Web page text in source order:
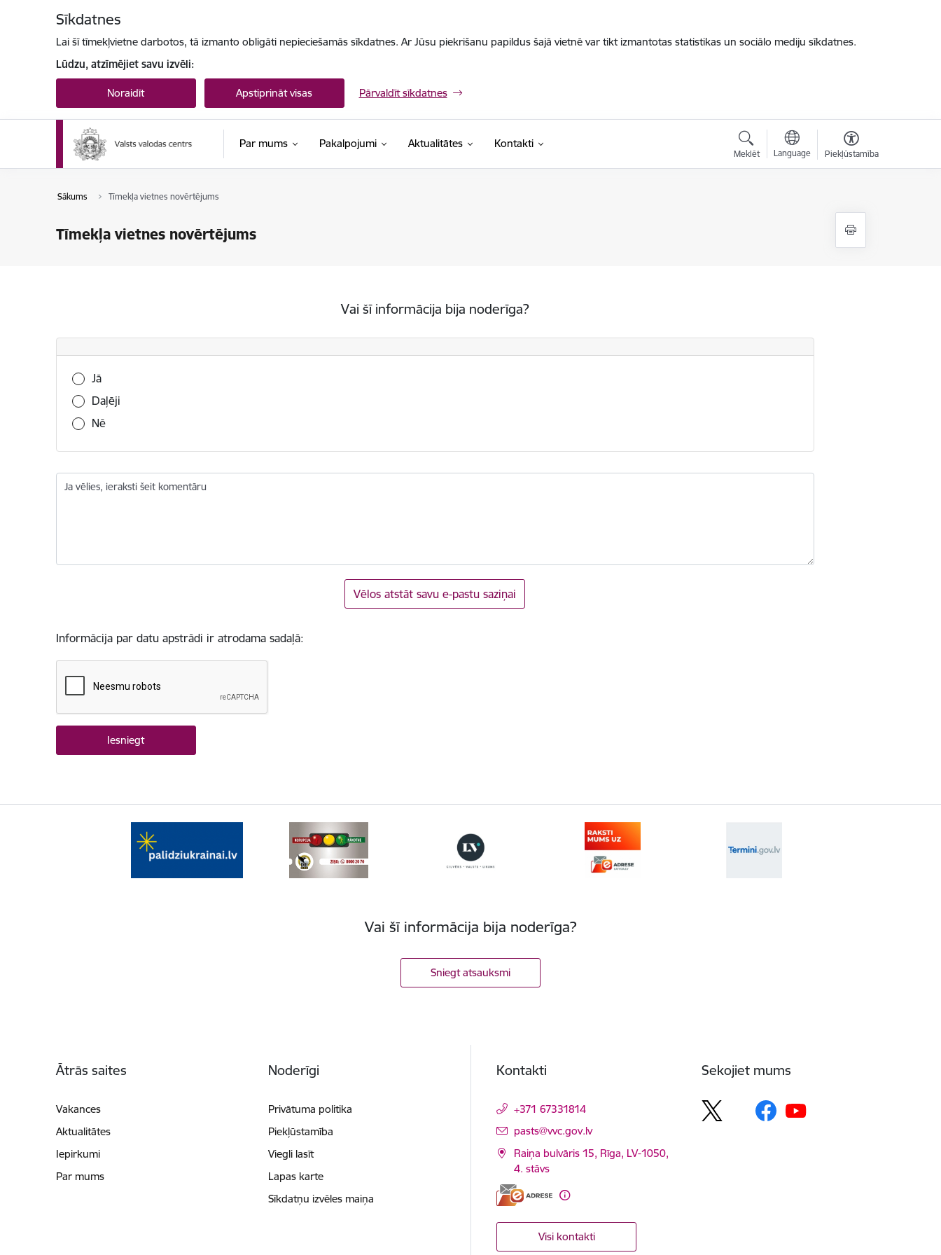
Sīkdatnes
Lai šī tīmekļvietne darbotos, tā izmanto obligāti nepieciešamās sīkdatnes. Ar Jūsu piekrišanu papildus šajā vietnē var tikt izmantotas statistikas un sociālo mediju sīkdatnes.
Lūdzu, atzīmējiet savu izvēli:
Noraidīt Apstiprināt visas Pārvaldīt sīkdatnes
Par mums Pakalpojumi Aktualitātes Kontakti
Meklēt Language Piekļūstamība
Sākums Tīmekļa vietnes novērtējums
Tīmekļa vietnes novērtējums
Vai šī informācija bija noderīga?
Vai šī informācija bija noderīga?
Jā
Daļēji
Nē
Ja vēlies, ieraksti šeit komentāru
Vēlos atstāt savu e-pastu saziņai
Informācija par datu apstrādi ir atrodama sadaļā:
Vai šī informācija bija noderīga?
Sniegt atsauksmi
Ātrās saites
Vakances
Aktualitātes
Iepirkumi
Par mums
Noderīgi
Privātuma politika
Piekļūstamība
Viegli lasīt
Lapas karte
Sīkdatņu izvēles maiņa
Kontakti
+371 67331814
E-pasts:
pasts@vvc.gov.lv
Raiņa bulvāris 15, Rīga, LV-1050,
4. stāvs
Visi kontakti
Sekojiet mums